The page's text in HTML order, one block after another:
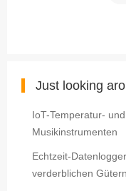
Just looking
IoT-Temperatur-
Musikinstrumenten
Echtzeit-
verderblichen Gütern